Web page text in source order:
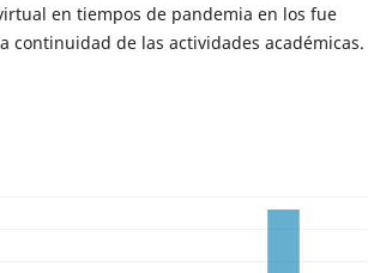
en tiempos de pandemia en los fue
continuidad de las actividades académicas.